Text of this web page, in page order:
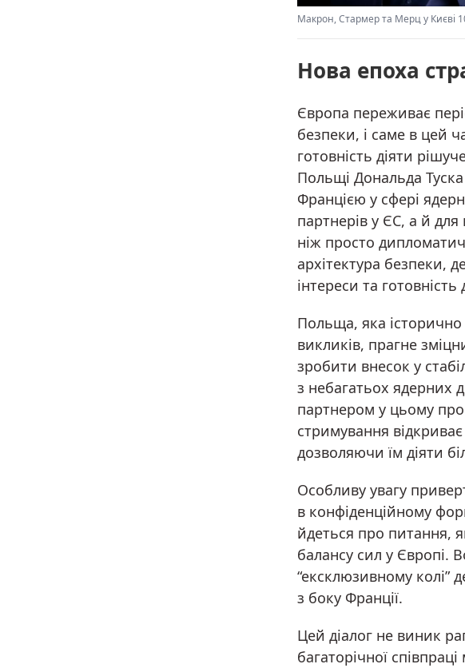
Макрон, Стармер та Мерц у Києві
Нова епоха
Європа переживає
безпеки, і саме в цей
готовність діяти
Польщі Дональда
Францією у сфері
партнерів у ЄС, а й
ніж просто
архітектура безпеки,
інтереси та
Польща, яка історично
викликів, прагне
зробити внесок у
з небагатьох ядерних
партнером у цьому
стримування
дозволяючи їм діяти
Особливу увагу
в конфіденційному
йдеться про питання,
балансу сил у Європі.
“ексклюзивному колі”
з боку Франції.
Цей діалог не виник
багаторічної